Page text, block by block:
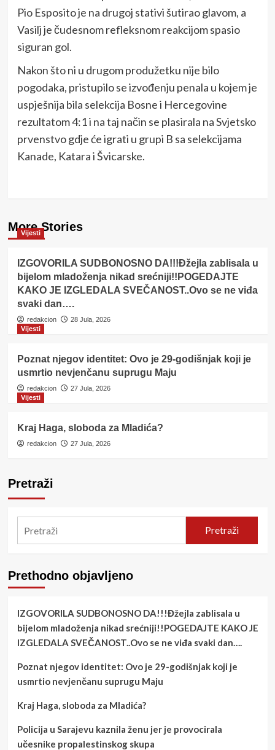
Pio Esposito je na drugoj stativi šutirao glavom, a
Vasilj je čudesnom refleksnom reakcijom spasio
siguran gol.
Nakon što ni u drugom produžetku nije bilo
pogodaka, pristupilo se izvođenju penala u kojem je
uspješnija bila selekcija Bosne i Hercegovine
rezultatom 4:1 i na taj način se plasirala na Svjetsko
prvenstvo gdje će igrati u grupi B sa selekcijama
Kanade, Katara i Švicarske.
More Stories
Vijesti
IZGOVORILA SUDBONOSNO DA!!!Đžejla zablisala u
bijelom mladoženja nikad srećniji!!POGEDAJTE
KAKO JE IZGLEDALA SVEČANOST..Ovo se ne viđa
svaki dan….
redakcion
28 Jula, 2026
Vijesti
Poznat njegov identitet: Ovo je 29-godišnjak koji je
usmrtio nevjenčanu suprugu Maju
redakcion
27 Jula, 2026
Vijesti
Kraj Haga, sloboda za Mladića?
redakcion 27 Jula, 2026
Pretraži
Pretraži
Prethodno objavljeno
IZGOVORILA SUDBONOSNO DA!!!Đžejla zablisala u
bijelom mladoženja nikad srećniji!!POGEDAJTE KAKO JE
IZGLEDALA SVEČANOST..Ovo se ne viđa svaki dan….
Poznat njegov identitet: Ovo je 29-godišnjak koji je
usmrtio nevjenčanu suprugu Maju
Kraj Haga, sloboda za Mladića?
Policija u Sarajevu kaznila ženu jer je provocirala
učesnike propalestinskog skupa